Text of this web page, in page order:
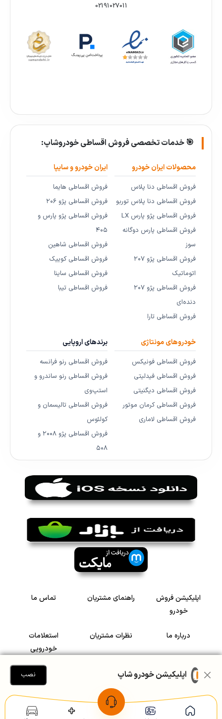
02191027011
🎯 خدمات تخصصی فروش اقساطی خودروشاپ:
محصولات ایران خودرو
فروش اقساطی دنا پلاس
فروش اقساطی دنا پلاس توربو
فروش اقساطی پژو پارس LX
فروش اقساطی پارس دوگانه
سوز
فروش اقساطی پژو ۲۰۷
اتوماتیک
فروش اقساطی پژو ۲۰۷
دنده‌ای
فروش اقساطی تارا
ایران خودرو و سایپا
فروش اقساطی هایما
فروش اقساطی پژو ۲۰۶
فروش اقساطی پژو پارس و
۴۰۵
فروش اقساطی شاهین
فروش اقساطی کوییک
فروش اقساطی ساینا
فروش اقساطی تیبا
خودروهای مونتاژی
فروش اقساطی فونیکس
فروش اقساطی فیدلیتی
فروش اقساطی دیگنیتی
فروش اقساطی کرمان موتور
فروش اقساطی لاماری
برندهای اروپایی
فروش اقساطی رنو فرانسه
فروش اقساطی رنو ساندرو و
استپ‌وی
فروش اقساطی تالیسمان و
کولئوس
فروش اقساطی پژو ۲۰۰۸ و
۵۰۸
اپلیکیشن فروش
خودرو
راهنمای مشتریان تماس ما
درباره ما نظرات مشتریان
استعلامات
خودرویی
سرمایه گذاری در
رضایت مشتریاناپلیکیشن خودرو شاپ نصب